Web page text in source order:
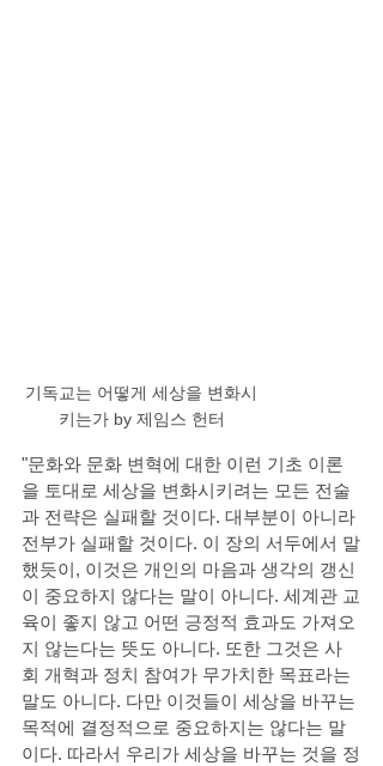
기독교는 어떻게 세상을 변화시
키는가 by 제임스 헌터
"문화와 문화 변혁에 대한 이런 기초 이론
을 토대로 세상을 변화시키려는 모든 전술
과 전략은 실패할 것이다. 대부분이 아니라
전부가 실패할 것이다. 이 장의 서두에서 말
했듯이, 이것은 개인의 마음과 생각의 갱신
이 중요하지 않다는 말이 아니다. 세계관 교
육이 좋지 않고 어떤 긍정적 효과도 가져오
지 않는다는 뜻도 아니다. 또한 그것은 사
회 개혁과 정치 참여가 무가치한 목표라는
말도 아니다. 다만 이것들이 세상을 바꾸는
목적에 결정적으로 중요하지는 않다는 말
이다. 따라서 우리가 세상을 바꾸는 것을 정